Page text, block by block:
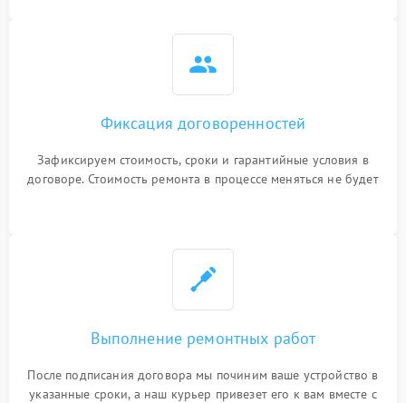
Фиксация договоренностей
Зафиксируем стоимость, сроки и гарантийные условия в
договоре. Стоимость ремонта в процессе меняться не будет
Выполнение ремонтных работ
После подписания договора мы починим ваше устройство в
указанные сроки, а наш курьер привезет его к вам вместе с